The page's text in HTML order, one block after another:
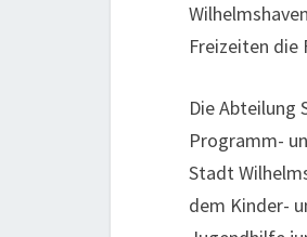
Freizeiten die
Die
Programm-
Stadt
dem Kinder-